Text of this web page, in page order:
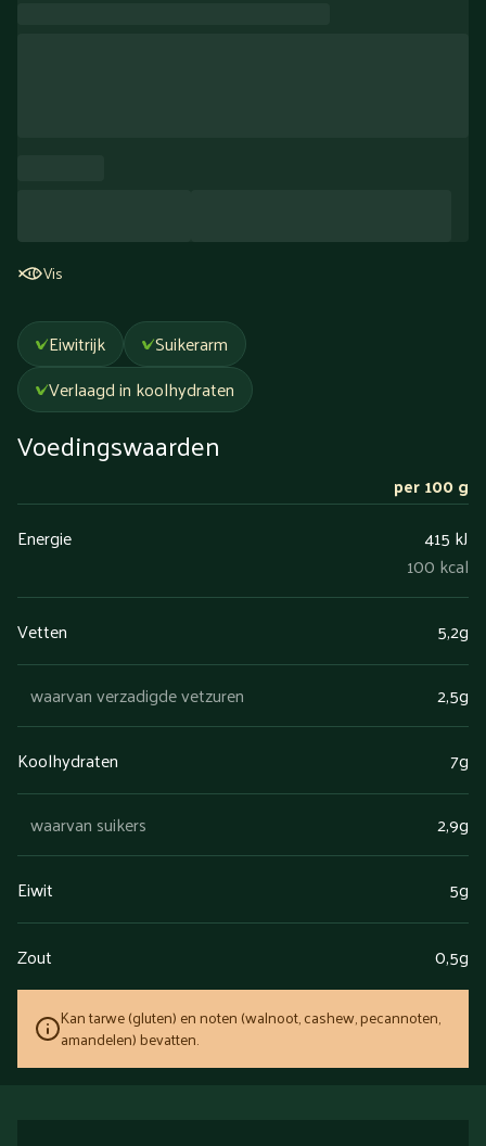
Vis
Eiwitrijk
Suikerarm
Verlaagd in koolhydraten
Voedingswaarden
per 100 g
Energie
415 kJ
100 kcal
Vetten 5,2g
waarvan verzadigde vetzuren 2,5g
Koolhydraten 7g
waarvan suikers 2,9g
Eiwit 5g
Zout 0,5g
Kan tarwe (gluten) en noten (walnoot, cashew, pecannoten,
amandelen) bevatten.